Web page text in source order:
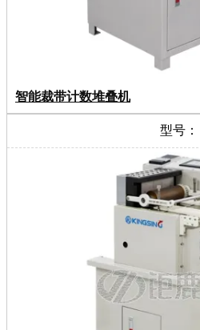
智能裁带计数堆叠机
型号：